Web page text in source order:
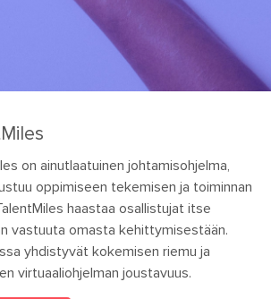
on ainutlaatuinen johtamisohjelma,
oppimiseen tekemisen ja toiminnan
haastaa osallistujat itse
vastuuta omasta kehittymisestään.
yhdistyvät kokemisen riemu ja
virtuaaliohjelman joustavuus.